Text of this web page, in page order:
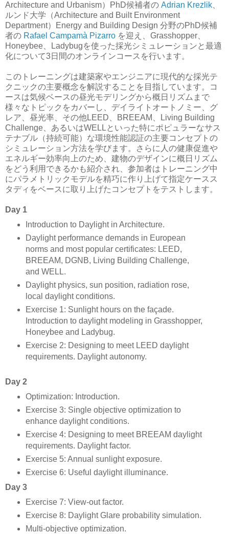
Architecture and Urbanism）PhD候補者の Adrian Krezlik、
ルンド大学（Architecture and Built Environment
Department）Energy and Building Design 分野のPhD候補
者の Rafael Campamà Pizarro を迎え、Grasshopper、
Honeybee、Ladybugを使った採光シミュレーションと最適
化について3日間のオンラインコースを行います。
このトレーニングは建築家やエンジニアに現代的な採光テ
クニックの主要概念を解説することを目指しています。コ
ースは気候ベースの昼光モデリングから概日リズムまで
様々なトピックをカバーし、デイライトオートノミー、グ
レア、昼光率、その他LEED、BREEAM、Living Building
Challenge、あるいはWELLといった特にポピュラーなサス
テナブル（持続可能）な環境性能認証の主要コンセプトの
シミュレーション方法を学びます。さらに人の健康促進や
エネルギー効率向上のため、建物のデザインに概日リズム
をどう利用できるかも紹介され、参加者はトレーニング中
にパラメトリックモデルを精巧に作り上げて指定ケースス
タディをベースに取り上げたコンセプトをテストします。
Day 1
Introduction to Daylight in Architecture.
Daylight performance demands in European
norms and most popular certificates: LEED,
BREEAM, DGNB, Living Building Challenge,
and WELL.
Daylight physics, sun position, radiation rose,
local daylight conditions.
Exercise 1: Sunlight hours on the façade.
Introduction to daylight modeling in Grasshopper,
Honeybee and Ladybug.
Exercise 2: Designing to meet LEED daylight
requirements. Daylight autonomy.
Day 2
Optimization: Introduction.
Exercise 3: Single objective optimization to
enhance daylight conditions.
Exercise 4: Designing to meet BREEAM daylight
requirements. Daylight factor.
Exercise 5: Annual sunlight exposure.
Exercise 6: Useful daylight illuminance.
Day 3
Exercise 7: View-out factor.
Exercise 8: Daylight Glare probability simulation.
Multi-objective optimization.